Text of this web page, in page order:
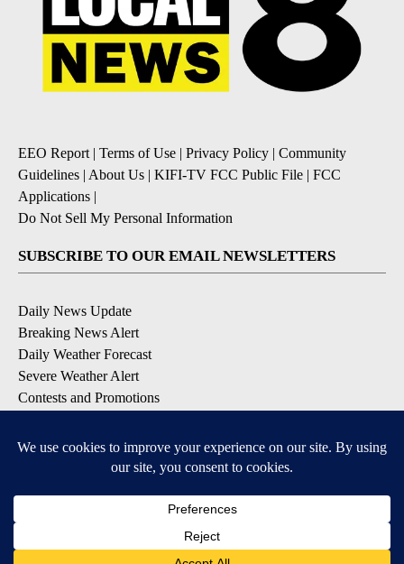
EEO Report| Terms of Use | Privacy Policy | Community
Guidelines | About Us | KIFI-TV FCC Public File | FCC
Applications |
Do Not Sell My Personal Information
SUBSCRIBE TO OUR EMAIL NEWSLETTERS
Daily News Update
Breaking News Alert
Daily Weather Forecast
Severe Weather Alert
Contests and Promotions